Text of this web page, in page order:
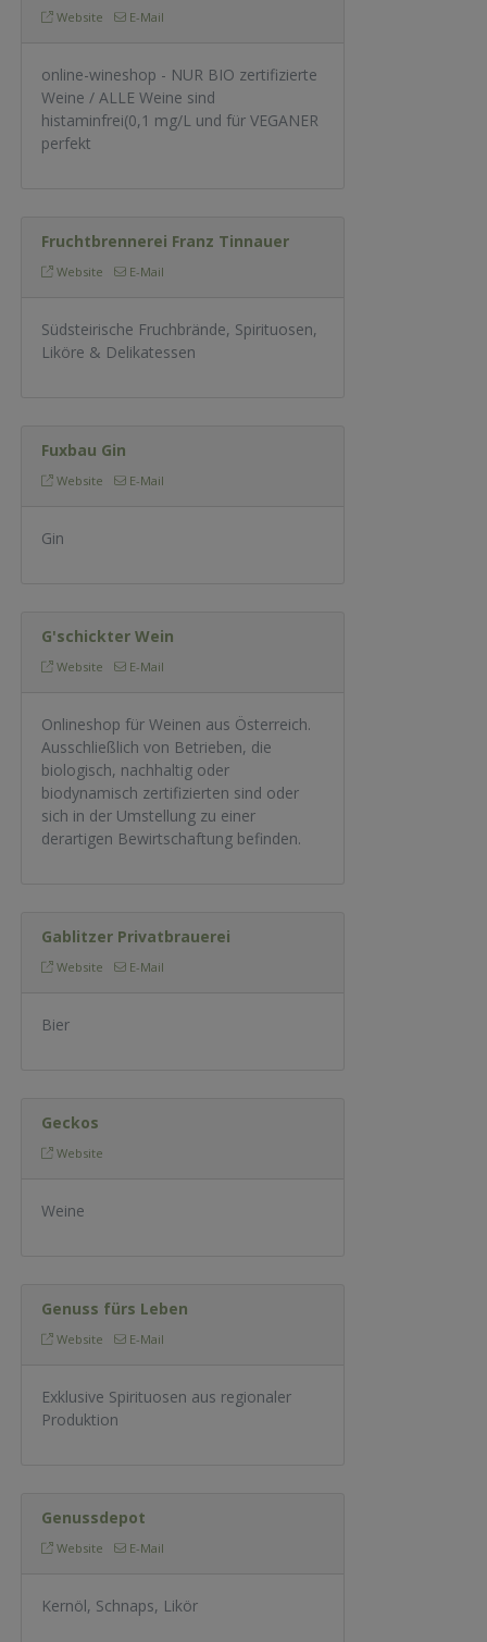
Website E-Mail
online-wineshop - NUR BIO zertifizierte
Weine / ALLE Weine sind
histaminfrei(0,1 mg/L und für VEGANER
perfekt
Fruchtbrennerei Franz Tinnauer
Website E-Mail
Südsteirische Fruchbrände, Spirituosen,
Liköre & Delikatessen
Fuxbau Gin
Website E-Mail
Gin
G'schickter Wein
Website E-Mail
Onlineshop für Weinen aus Österreich.
Ausschließlich von Betrieben, die
biologisch, nachhaltig oder
biodynamisch zertifizierten sind oder
sich in der Umstellung zu einer
derartigen Bewirtschaftung befinden.
Gablitzer Privatbrauerei
Website E-Mail
Bier
Geckos
Website
Weine
Genuss fürs Leben
Website E-Mail
Exklusive Spirituosen aus regionaler
Produktion
Genussdepot
Website E-Mail
Kernöl, Schnaps, Likör